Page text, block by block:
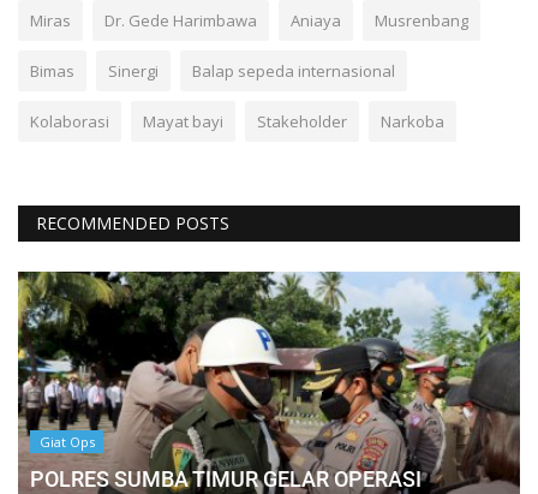
Miras Dr. Gede Harimbawa Aniaya Musrenbang
Bimas Sinergi Balap sepeda internasional
Kolaborasi Mayat bayi Stakeholder Narkoba
RECOMMENDED POSTS
Giat Ops
POLRES SUMBA TIMUR GELAR OPERASI